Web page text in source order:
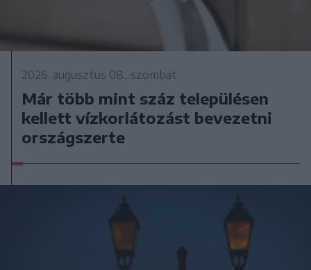
2026. augusztus 08., szombat
Már több mint száz településen
kellett vízkorlátozást bevezetni
országszerte